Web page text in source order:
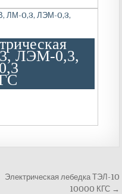
ЛЭМ-0,3,
Электрическая лебедка ТЭЛ-10
10000 КГС →